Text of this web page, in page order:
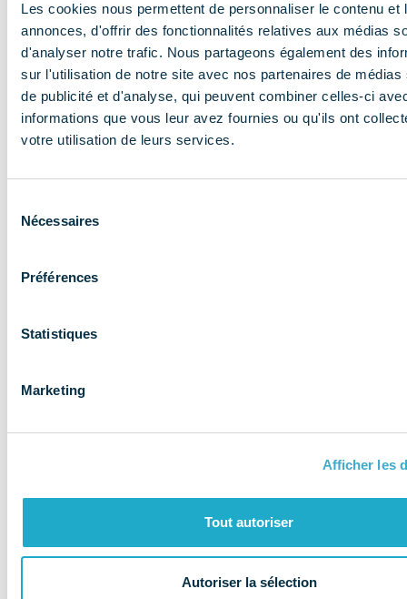
Les cookies nous permettent de personnaliser le contenu et
annonces, d'offrir des fonctionnalités relatives aux médias
d'analyser notre trafic. Nous partageons également des
sur l'utilisation de notre site avec nos partenaires de médias
de publicité et d'analyse, qui peuvent combiner celles-ci
informations que vous leur avez fournies ou qu'ils ont
votre utilisation de leurs services.
Nécessaires
Préférences
Statistiques
Marketing
Afficher les
Tout autoriser
Autoriser la sélection
NOS MISSIONS
Le COMIDENT
apporte son
entreprises et
les accompagne
Au coeur de la
santé dentaire